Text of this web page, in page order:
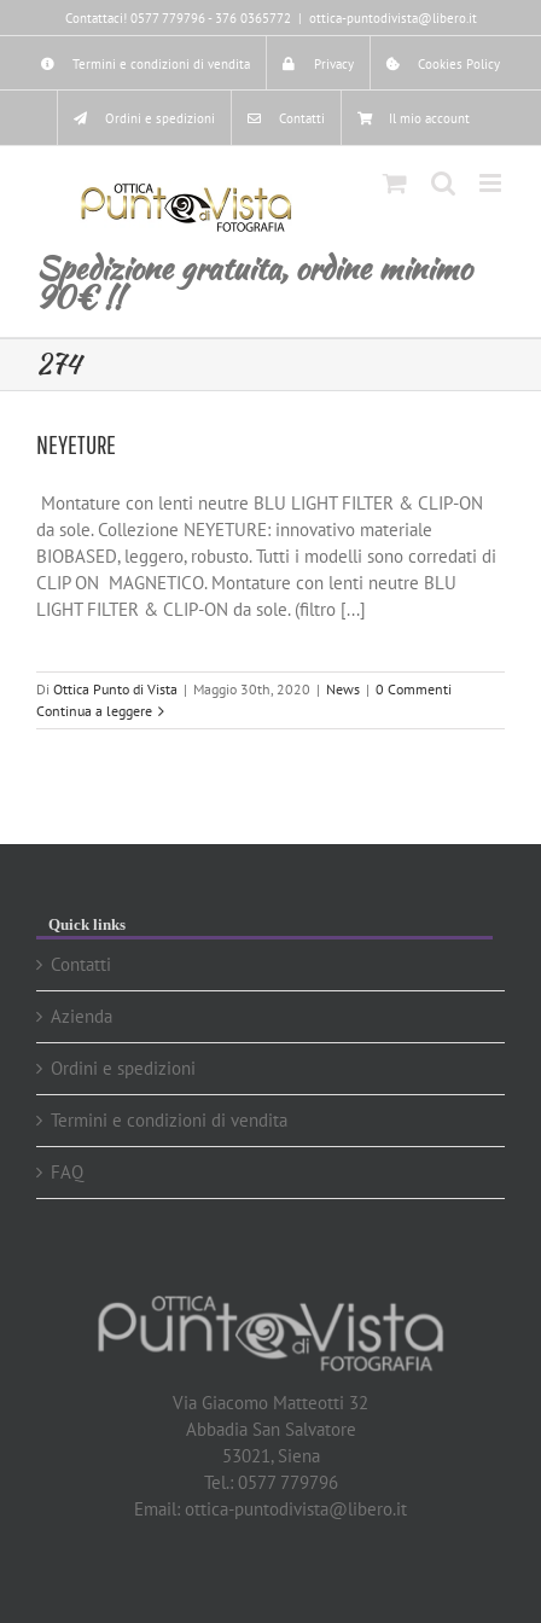
al
contenuto
Contattaci! 0577 779796 - 376 0365772 | ottica-puntodivista@libero.it
Termini e condizioni di vendita Privacy Cookies Policy
Ordini e spedizioni Contatti Il mio account
Spedizione gratuita, ordine minimo
90€ !!
274
NEYETURE
Montature con lenti neutre BLU LIGHT FILTER & CLIP-ON
da sole. Collezione NEYETURE: innovativo materiale
BIOBASED, leggero, robusto. Tutti i modelli sono corredati di
CLIP ON MAGNETICO. Montature con lenti neutre BLU
LIGHT FILTER & CLIP-ON da sole. (filtro [...]
Di Ottica Punto di Vista | Maggio 30th, 2020 | News | 0 Commenti
Continua a leggere
Quick links
Contatti
Azienda
Ordini e spedizioni
Termini e condizioni di vendita
FAQ
Via Giacomo Matteotti 32
Abbadia San Salvatore
53021, Siena
Tel.: 0577 779796
Email: ottica-puntodivista@libero.it